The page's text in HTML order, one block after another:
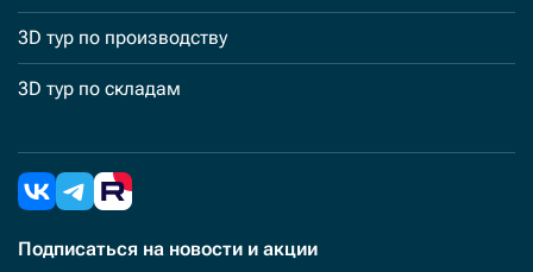
3D тур по производству
3D тур по складам
Подписаться на новости и акции